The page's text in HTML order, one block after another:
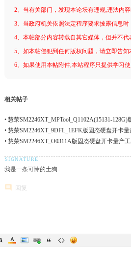
2、当有关部门，发现本论坛有违规,违法内
3、当政府机关依照法定程序要求披露信息
4、本帖部分内容转载自其它媒体，但并不
5、如本帖侵犯到任何版权问题，请立即告
6、如果使用本帖附件,本站程序只提供学习
相关帖子
• 慧荣SM2246XT_MPTool_Q1102A(15131-
• 慧荣SM2246XT_9DFL_1EFK版固态硬盘开卡
• 慧荣SM2246XT_O0311A版固态硬盘开卡量产
我是一条可怜的土狗...
回复